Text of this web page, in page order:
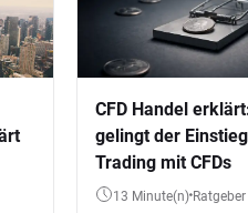
CFD Handel
gelingt der
Trading mit CFDs
13 Minute(n) Ratgeber